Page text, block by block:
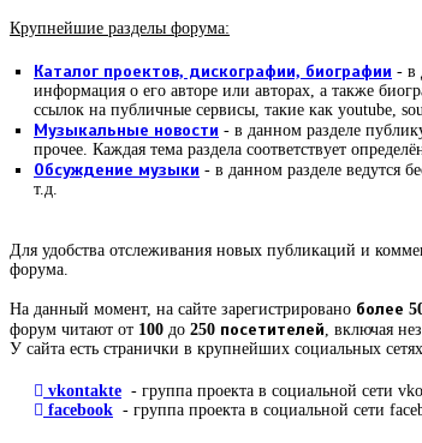
Крупнейшие разделы форума:
Каталог проектов, дискографии, биографии - в
информация о его авторе или авторах, а также
ссылок на публичные сервисы, такие как youtube,
Музыкальные новости - в данном разделе
прочее. Каждая тема раздела соответствует
Обсуждение музыки - в данном разделе ведутся
т.д.
Для удобства отслеживания новых публикаций и
форума.
На данный момент, на сайте зарегистрировано более
форум читают от 100 до 250 посетителей , включая
У сайта есть странички в крупнейших социальных
vkontakte - группа проекта в социальной сети
facebook - группа проекта в социальной сети